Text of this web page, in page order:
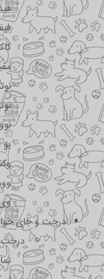
درخت و جای
درخت